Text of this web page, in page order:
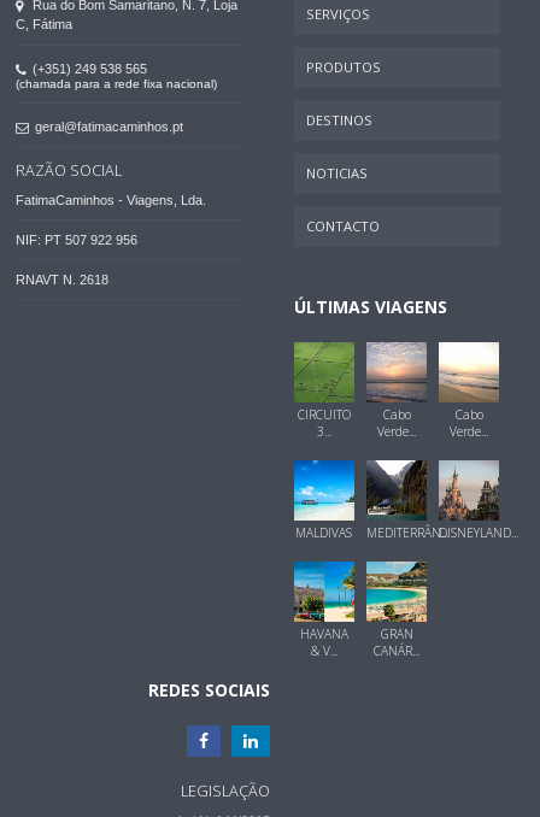
Rua do Bom Samaritano, N. 7, Loja
C, Fátima
(+351) 249 538 565
(chamada para a rede fixa nacional)
geral@fatimacaminhos.pt
RAZÃO SOCIAL
FatimaCaminhos - Viagens, Lda.
NIF: PT 507 922 956
RNAVT N. 2618
SERVIÇOS
PRODUTOS
DESTINOS
NOTICIAS
CONTACTO
ÚLTIMAS VIAGENS
CIRCUITO
3...
Cabo
Verde...
Cabo
Verde...
MALDIVAS MEDITERRÂN...DISNEYLAND...
HAVANA
& V...
GRAN
CANÁR...
REDES SOCIAIS
LEGISLAÇÃO